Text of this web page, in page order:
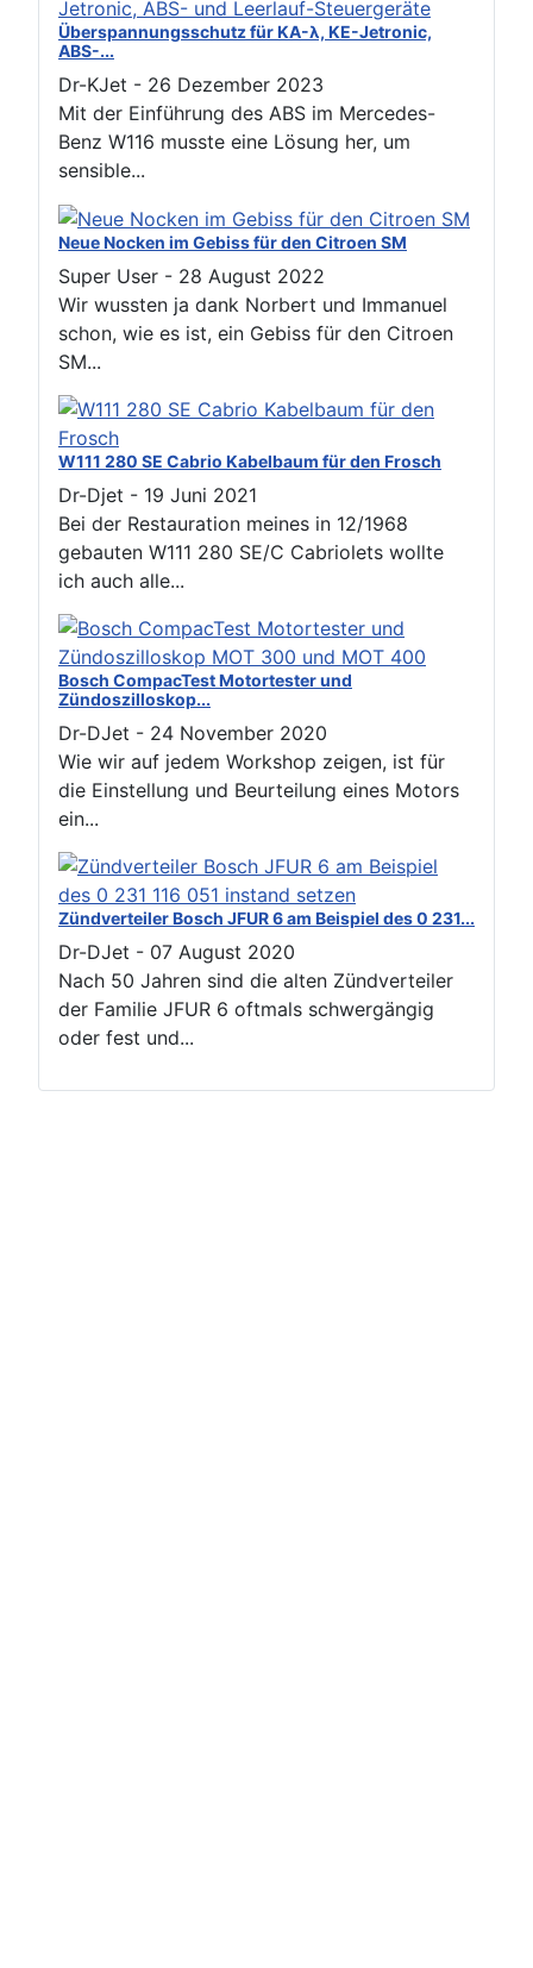
Überspannungsschutz für KA-λ, KE-Jetronic,
ABS-...
Dr-KJet - 26 Dezember 2023
Mit der Einführung des ABS im Mercedes-
Benz W116 musste eine Lösung her, um
sensible...
Neue Nocken im Gebiss für den Citroen SM
Super User - 28 August 2022
Wir wussten ja dank Norbert und Immanuel
schon, wie es ist, ein Gebiss für den Citroen
SM...
W111 280 SE Cabrio Kabelbaum für den Frosch
Dr-Djet - 19 Juni 2021
Bei der Restauration meines in 12/1968
gebauten W111 280 SE/C Cabriolets wollte
ich auch alle...
Bosch CompacTest Motortester und
Zündoszilloskop...
Dr-DJet - 24 November 2020
Wie wir auf jedem Workshop zeigen, ist für
die Einstellung und Beurteilung eines Motors
ein...
Zündverteiler Bosch JFUR 6 am Beispiel des 0 231...
Dr-DJet - 07 August 2020
Nach 50 Jahren sind die alten Zündverteiler
der Familie JFUR 6 oftmals schwergängig
oder fest und...